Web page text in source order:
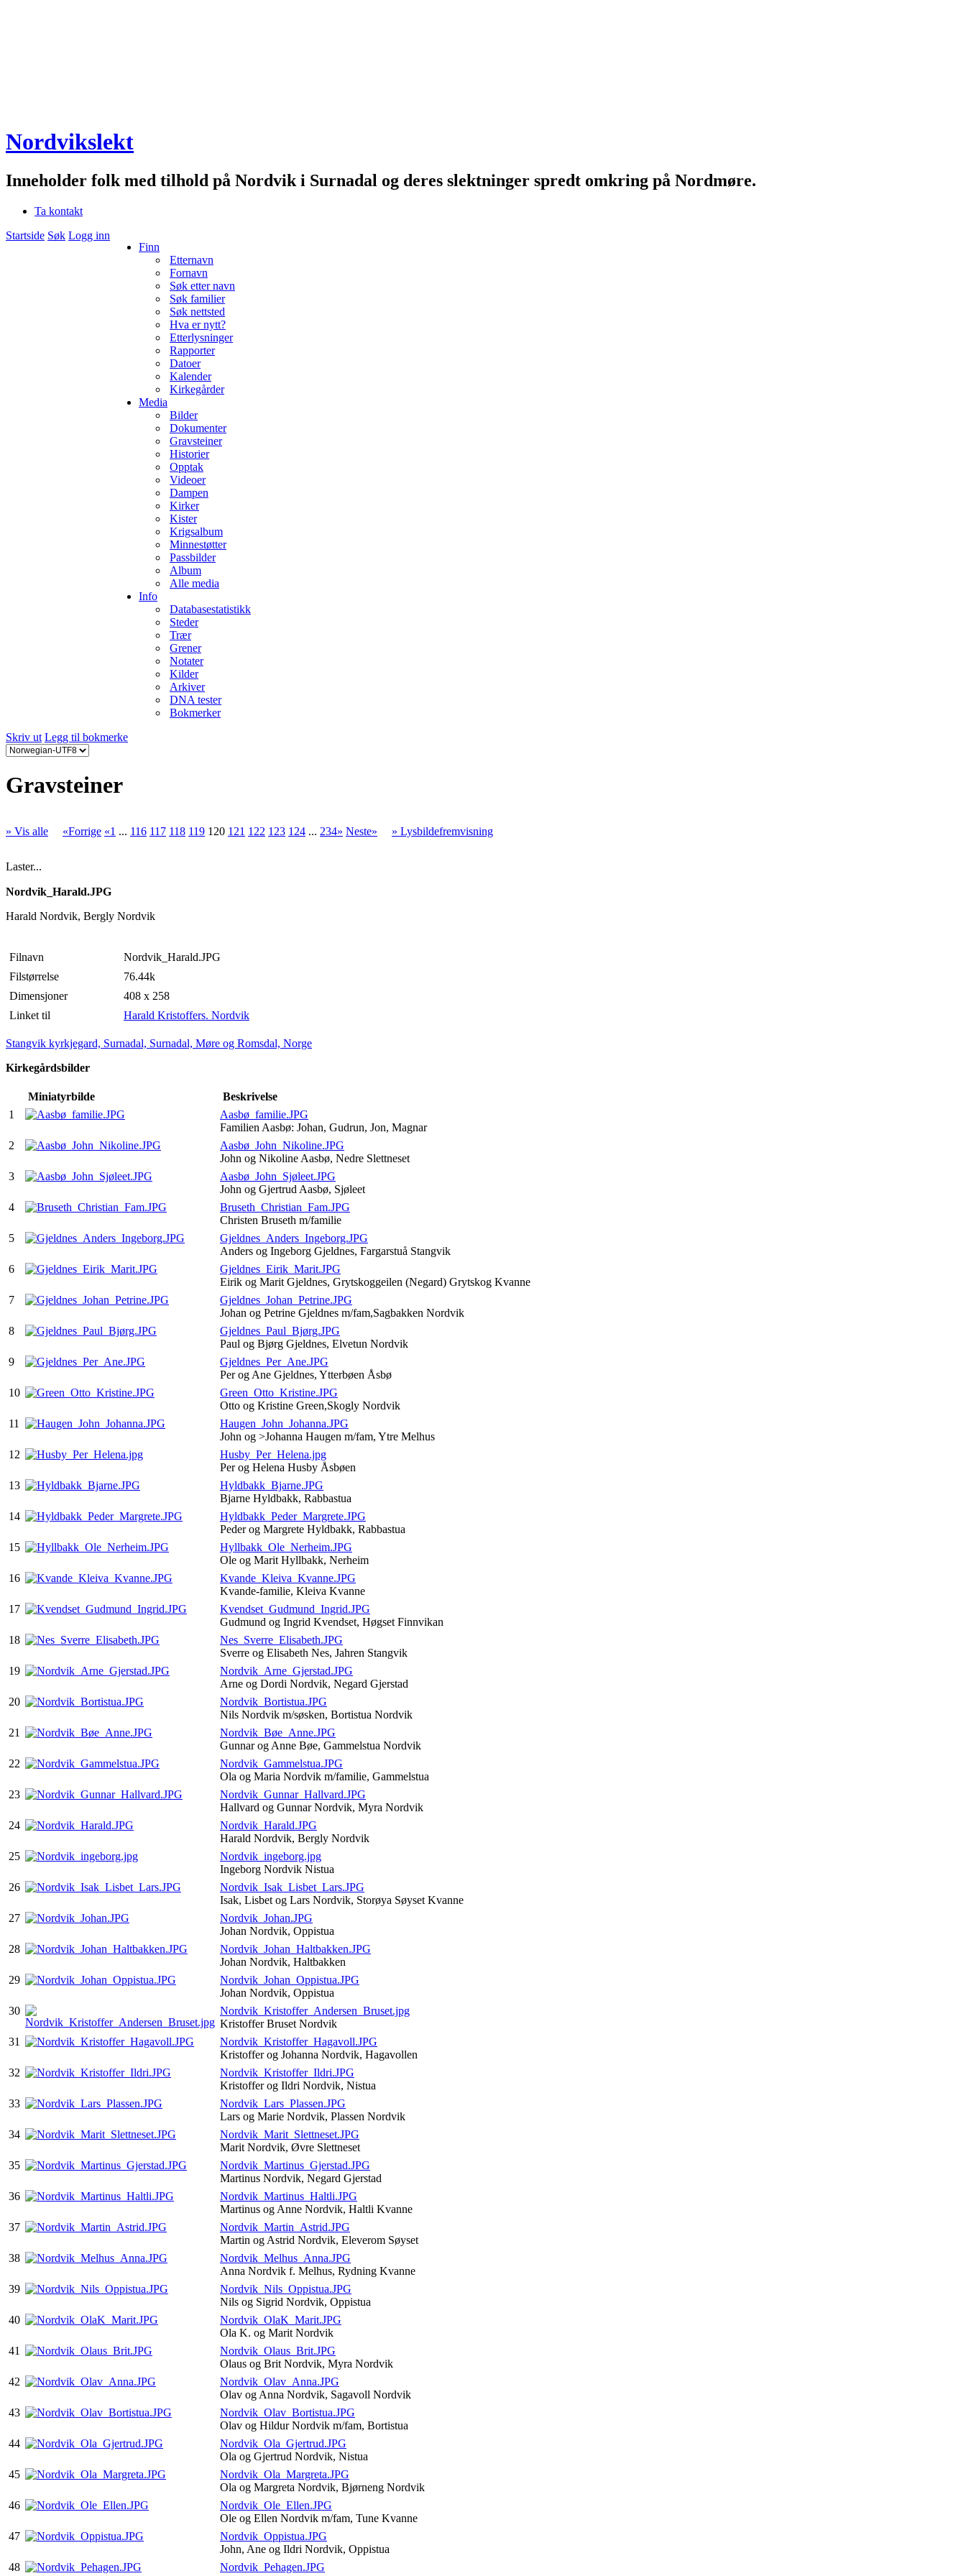
Nordvikslekt
Inneholder folk med tilhold på Nordvik i Surnadal og deres slektninger spredt omkring på Nordmøre.
Ta kontakt
Startside Søk Logg inn
Finn
Etternavn
Fornavn
Søk etter navn
Søk familier
Søk nettsted
Hva er nytt?
Etterlysninger
Rapporter
Datoer
Kalender
Kirkegårder
Media
Bilder
Dokumenter
Gravsteiner
Historier
Opptak
Videoer
Dampen
Kirker
Kister
Krigsalbum
Minnestøtter
Passbilder
Album
Alle media
Info
Databasestatistikk
Steder
Trær
Grener
Notater
Kilder
Arkiver
DNA tester
Bokmerker
Skriv ut Legg til bokmerke
Gravsteiner
» Vis alle «Forrige «1 ... 116 117 118 119 120 121 122 123 124 ... 234» Neste» » Lysbildefremvisning
Laster...
Nordvik_Harald.JPG
Harald Nordvik, Bergly Nordvik
Filnavn
Nordvik_Harald.JPG
Filstørrelse
76.44k
Dimensjoner
408 x 258
Linket til
Harald Kristoffers. Nordvik
Stangvik kyrkjegard, Surnadal, Surnadal, Møre og Romsdal, Norge
Kirkegårdsbilder
Miniatyrbilde
Beskrivelse
1
Aasbø_familie.JPG
Familien Aasbø: Johan, Gudrun, Jon, Magnar
2
Aasbø_John_Nikoline.JPG
John og Nikoline Aasbø, Nedre Slettneset
3
Aasbø_John_Sjøleet.JPG
John og Gjertrud Aasbø, Sjøleet
4
Bruseth_Christian_Fam.JPG
Christen Bruseth m/familie
5
Gjeldnes_Anders_Ingeborg.JPG
Anders og Ingeborg Gjeldnes, Fargarstuå Stangvik
6
Gjeldnes_Eirik_Marit.JPG
Eirik og Marit Gjeldnes, Grytskoggeilen (Negard) Grytskog Kvanne
7
Gjeldnes_Johan_Petrine.JPG
Johan og Petrine Gjeldnes m/fam,Sagbakken Nordvik
8
Gjeldnes_Paul_Bjørg.JPG
Paul og Bjørg Gjeldnes, Elvetun Nordvik
9
Gjeldnes_Per_Ane.JPG
Per og Ane Gjeldnes, Ytterbøen Åsbø
10
Green_Otto_Kristine.JPG
Otto og Kristine Green,Skogly Nordvik
11
Haugen_John_Johanna.JPG
John og >Johanna Haugen m/fam, Ytre Melhus
12
Husby_Per_Helena.jpg
Per og Helena Husby Åsbøen
13
Hyldbakk_Bjarne.JPG
Bjarne Hyldbakk, Rabbastua
14
Hyldbakk_Peder_Margrete.JPG
Peder og Margrete Hyldbakk, Rabbastua
15
Hyllbakk_Ole_Nerheim.JPG
Ole og Marit Hyllbakk, Nerheim
16
Kvande_Kleiva_Kvanne.JPG
Kvande-familie, Kleiva Kvanne
17
Kvendset_Gudmund_Ingrid.JPG
Gudmund og Ingrid Kvendset, Høgset Finnvikan
18
Nes_Sverre_Elisabeth.JPG
Sverre og Elisabeth Nes, Jahren Stangvik
19
Nordvik_Arne_Gjerstad.JPG
Arne og Dordi Nordvik, Negard Gjerstad
20
Nordvik_Bortistua.JPG
Nils Nordvik m/søsken, Bortistua Nordvik
21
Nordvik_Bøe_Anne.JPG
Gunnar og Anne Bøe, Gammelstua Nordvik
22
Nordvik_Gammelstua.JPG
Ola og Maria Nordvik m/familie, Gammelstua
23
Nordvik_Gunnar_Hallvard.JPG
Hallvard og Gunnar Nordvik, Myra Nordvik
24
Nordvik_Harald.JPG
Harald Nordvik, Bergly Nordvik
25
Nordvik_ingeborg.jpg
Ingeborg Nordvik Nistua
26
Nordvik_Isak_Lisbet_Lars.JPG
Isak, Lisbet og Lars Nordvik, Storøya Søyset Kvanne
27
Nordvik_Johan.JPG
Johan Nordvik, Oppistua
28
Nordvik_Johan_Haltbakken.JPG
Johan Nordvik, Haltbakken
29
Nordvik_Johan_Oppistua.JPG
Johan Nordvik, Oppistua
30
Nordvik_Kristoffer_Andersen_Bruset.jpg
Kristoffer Bruset Nordvik
31
Nordvik_Kristoffer_Hagavoll.JPG
Kristoffer og Johanna Nordvik, Hagavollen
32
Nordvik_Kristoffer_Ildri.JPG
Kristoffer og Ildri Nordvik, Nistua
33
Nordvik_Lars_Plassen.JPG
Lars og Marie Nordvik, Plassen Nordvik
34
Nordvik_Marit_Slettneset.JPG
Marit Nordvik, Øvre Slettneset
35
Nordvik_Martinus_Gjerstad.JPG
Martinus Nordvik, Negard Gjerstad
36
Nordvik_Martinus_Haltli.JPG
Martinus og Anne Nordvik, Haltli Kvanne
37
Nordvik_Martin_Astrid.JPG
Martin og Astrid Nordvik, Eleverom Søyset
38
Nordvik_Melhus_Anna.JPG
Anna Nordvik f. Melhus, Rydning Kvanne
39
Nordvik_Nils_Oppistua.JPG
Nils og Sigrid Nordvik, Oppistua
40
Nordvik_OlaK_Marit.JPG
Ola K. og Marit Nordvik
41
Nordvik_Olaus_Brit.JPG
Olaus og Brit Nordvik, Myra Nordvik
42
Nordvik_Olav_Anna.JPG
Olav og Anna Nordvik, Sagavoll Nordvik
43
Nordvik_Olav_Bortistua.JPG
Olav og Hildur Nordvik m/fam, Bortistua
44
Nordvik_Ola_Gjertrud.JPG
Ola og Gjertrud Nordvik, Nistua
45
Nordvik_Ola_Margreta.JPG
Ola og Margreta Nordvik, Bjørneng Nordvik
46
Nordvik_Ole_Ellen.JPG
Ole og Ellen Nordvik m/fam, Tune Kvanne
47
Nordvik_Oppistua.JPG
John, Ane og Ildri Nordvik, Oppistua
48
Nordvik_Pehagen.JPG